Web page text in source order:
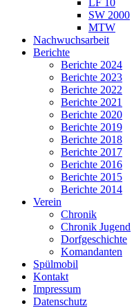
LF 10
SW 2000
MTW
Nachwuchsarbeit
Berichte
Berichte 2024
Berichte 2023
Berichte 2022
Berichte 2021
Berichte 2020
Berichte 2019
Berichte 2018
Berichte 2017
Berichte 2016
Berichte 2015
Berichte 2014
Verein
Chronik
Chronik Jugend
Dorfgeschichte
Komandanten
Spülmobil
Kontakt
Impressum
Datenschutz